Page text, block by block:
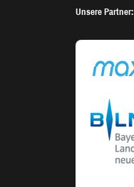
Unsere Partner: